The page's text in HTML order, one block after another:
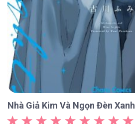
Nhà Giả Kim Và Ngọn Đèn Xanh